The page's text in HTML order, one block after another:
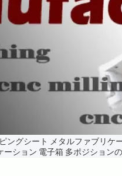
ングシート メタルファブリケ
ション 電子箱 多ポジション